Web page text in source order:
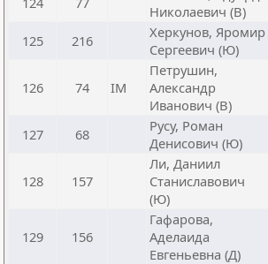
Николаевич (В)
125 216
Херкунов, Яромир
Сергеевич (Ю)
126 74 IM
Петрушин,
Александр
Иванович (В)
127 68
Русу, Роман
Денисович (Ю)
128 157
Ли, Даниил
Станиславович
(Ю)
129 156
Гафарова,
Аделаида
Евгеньевна (Д)